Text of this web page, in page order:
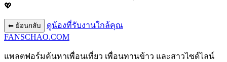
💖
⬅ ย้อนกลับ
ดูน้องที่รับงานใกล้คุณ
FANSCHAO.COM
แพลตฟอร์มค้นหาเพื่อนเที่ยว เพื่อนทานข้าว และสาวไซด์ไลน์